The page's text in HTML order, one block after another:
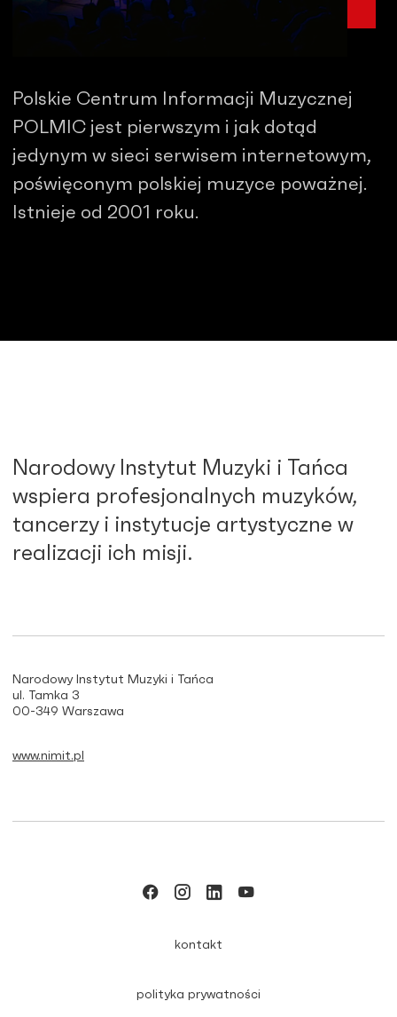
Polskie Centrum Informacji Muzycznej
POLMIC jest pierwszym i jak dotąd
jedynym w sieci serwisem internetowym,
poświęconym polskiej muzyce poważnej.
Istnieje od 2001 roku.
Narodowy Instytut Muzyki i Tańca
wspiera profesjonalnych muzyków,
tancerzy i instytucje artystyczne w
realizacji ich misji.
Narodowy Instytut Muzyki i Tańca
ul. Tamka 3
00-349 Warszawa
www.nimit.pl
kontakt
polityka prywatności